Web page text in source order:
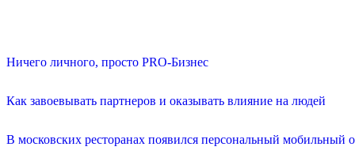
Ничего личного, просто PRO-Бизнес
Как завоевывать партнеров и оказывать влияние на людей
В московских ресторанах появился персональный мобильный